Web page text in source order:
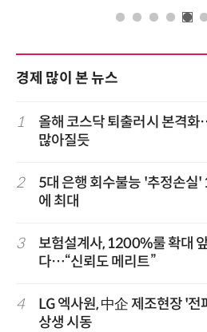
경제 많이 본 뉴스
1
올해 코스닥 퇴출러시 본격
많아질듯
2
5대 은행 회수불능 '추정손
에 최대
3
보험설계사, 1200%룰 확대
다…“신뢰도 메리트”
4
LG 엑사원, 中企 제조현장 '
상생 시동